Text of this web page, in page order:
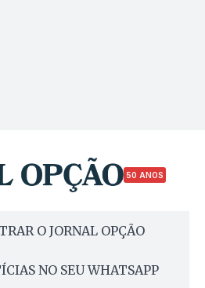
50 ANOS
O JORNAL OPÇÃO
NO SEU WHATSAPP